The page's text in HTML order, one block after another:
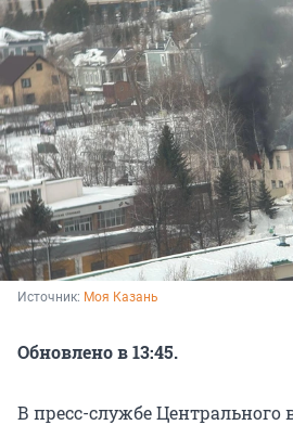
Источник: Моя Казань
Обновлено в 13:45.
В пресс-службе Центрального